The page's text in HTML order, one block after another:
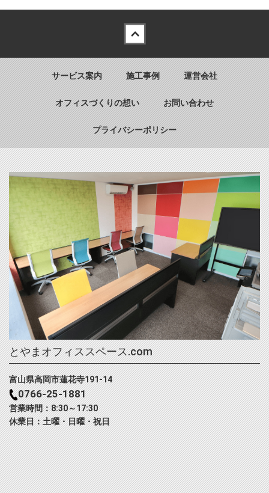
サービス案内 施工事例 運営会社
オフィスづくりの想い お問い合わせ
プライバシーポリシー
とやまオフィススペース.com
富山県高岡市蓮花寺191-14
0766-25-1881
営業時間：8:30～17:30
休業日：土曜・日曜・祝日
Back to top